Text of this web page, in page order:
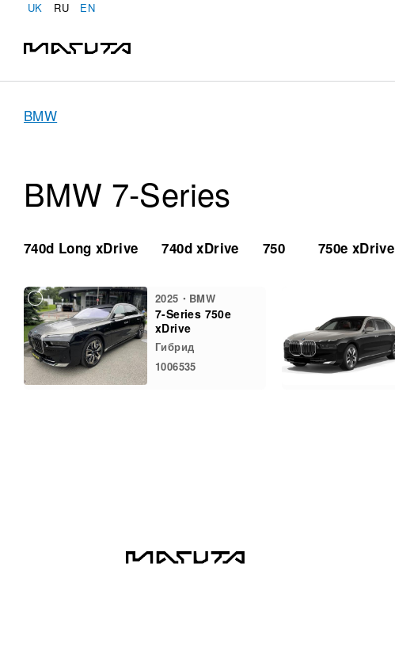
UK RU EN
BMW
BMW 7-Series
740d Long xDrive 740d xDrive 750 750e xDrive
2025・BMW
7-Series 750e
xDrive
Гибрид
1006535